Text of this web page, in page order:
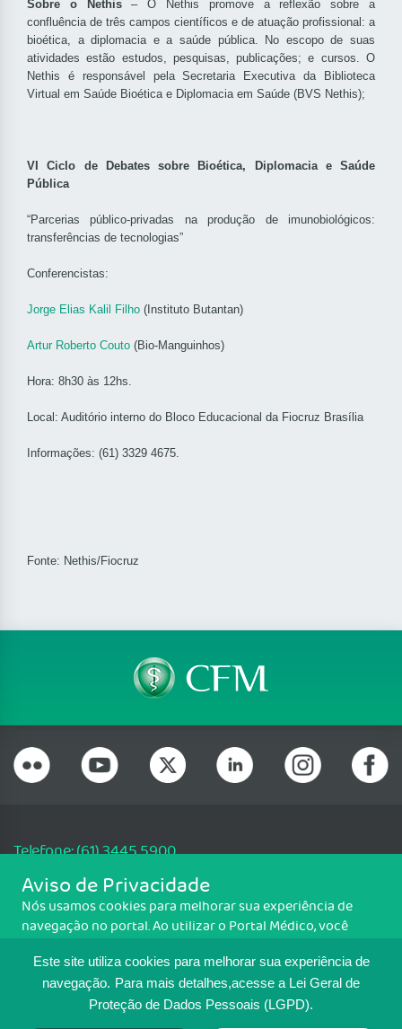
Este site utiliza cookies para melhorar sua experiência de
navegação. Para mais detalhes,acesse a Lei Geral de
Proteção de Dados Pessoais (LGPD).
Sobre o Nethis– O Nethis promove a reflexão sobre a
confluência de três campos científicos e de atuação profissional: a
bioética, a diplomacia e a saúde pública. No escopo de suas
atividades estão estudos, pesquisas, publicações; e cursos. O
Nethis é responsável pela Secretaria Executiva da Biblioteca
Virtual em Saúde Bioética e Diplomacia em Saúde (BVS Nethis);
VI Ciclo de Debates sobre Bioética, Diplomacia e Saúde
Pública
“Parcerias público-privadas na produção de imunobiológicos:
transferências de tecnologias”
Conferencistas:
Jorge Elias Kalil Filho (Instituto Butantan)
Artur Roberto Couto (Bio-Manguinhos)
Hora: 8h30 às 12hs.
Local: Auditório interno do Bloco Educacional da Fiocruz Brasília
Informações: (61) 3329 4675.
Fonte: Nethis/Fiocruz
Telefone: (61) 3445 5900
Email: cfm@portalmedico.org.br
SGAS 616, Conjunto D, Lote 115, L2 Sul, Brasília/DF - CEP: 70200-760 -
CNPJ: 33.583.550/0001-30
MAPA DO SITE
Aviso de Privacidade
Nós usamos cookies para melhorar sua experiência de
navegação no portal. Ao utilizar o Portal Médico, você
Para ter mais informações sobre como isso é feito, acesse
Política de cookies. Se você concorda, clique em ACEITO.